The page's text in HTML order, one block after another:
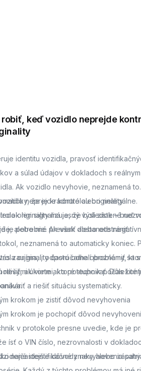
robiť, keď vozidlo neprejde
identitu vozidla, pravosť
a súlad údajov v dokladoch s
Ak vozidlo nevyhovie, neznamená to
že je kradnuté alebo nelegálne.
len signalizuje, že boli zistené
je potrebné preveriť alebo odstrániť.
neprejde kontrolou originality
originality má jasný výsledok – buď
alebo nie. Ak však dostanete
neznamená to automaticky koniec.
originality často odhalí problémy,
riešiť, ak viete ako postupovať. Dôležité
a riešiť situáciu systematicky.
zaujíma,, odporúčame oboznámiť sa s
úkonmi, ktoré technik počas
krokom je zistiť dôvod nevyhovenia
krokom je pochopiť dôvod
v protokole presne uvedie, kde je
ísť o VIN číslo, nezrovnalosti v
identifikačné znaky alebo
najčastejšie dôvody nevyhovenia